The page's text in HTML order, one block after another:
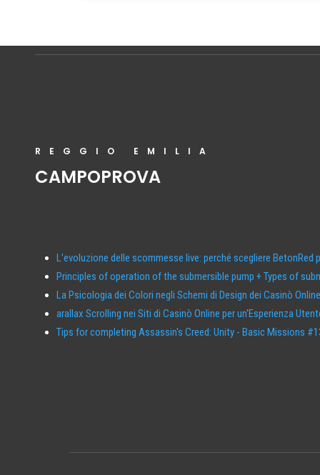
REGGIO EMILIA
CAMPOPROVA
L’evoluzione delle scommesse live: perché scegliere BetonRed
Principles of operation of the submersible pump + Types of
La Psicologia dei Colori negli Schemi di Design dei Casinò
arallax Scrolling nei Siti di Casinò Online per un'Esperienza
Tips for completing Assassin's Creed: Unity - Basic Missions